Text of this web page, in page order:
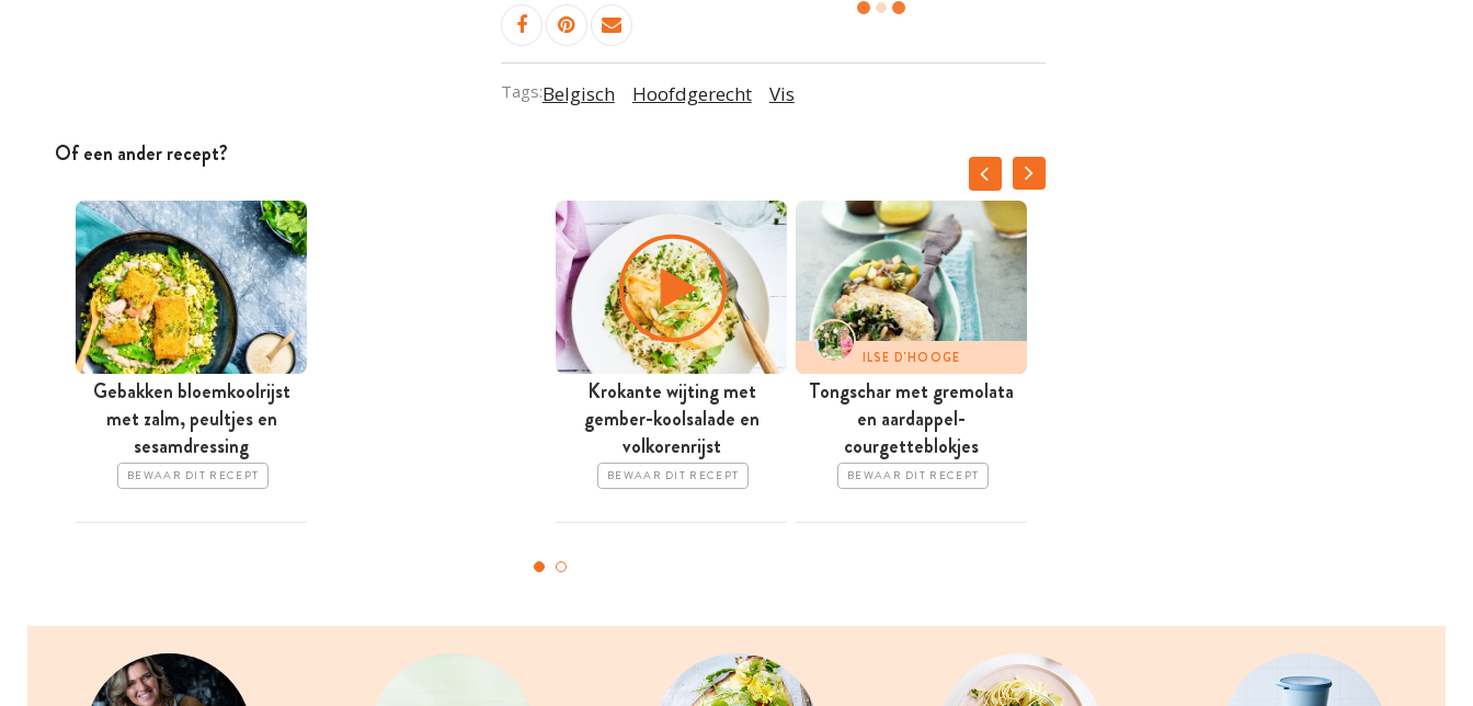
Tags:Belgisch Hoofdgerecht Vis
Of een ander recept?
Gebakken bloemkoolrijst
met zalm, peultjes en
sesamdressing
BEWAAR DIT RECEPT
Krokante wijting met
gember-koolsalade en
volkorenrijst
BEWAAR DIT RECEPT
ILSE D'HOOGE
Tongschar met gremolata
en aardappel-
courgetteblokjes
BEWAAR DIT RECEPT